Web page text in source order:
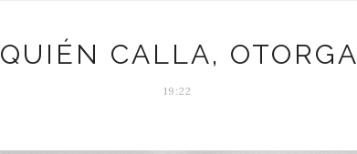
QUIÉN CALLA, OTORGA
19:22